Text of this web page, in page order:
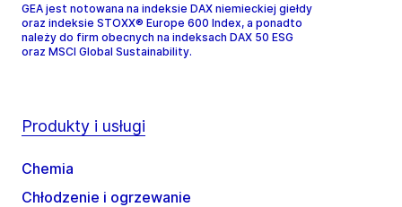
GEA jest notowana na indeksie DAX niemieckiej giełdy
oraz indeksie STOXX® Europe 600 Index, a ponadto
należy do firm obecnych na indeksach DAX 50 ESG
oraz MSCI Global Sustainability.
Produkty i usługi
Chemia
Chłodzenie i ogrzewanie